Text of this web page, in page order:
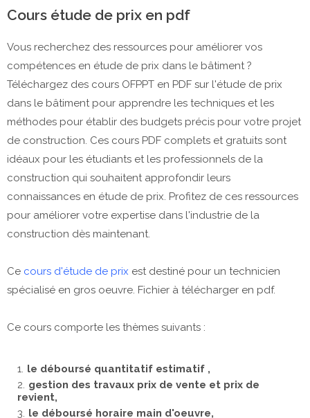
Cours étude de prix en pdf
Vous recherchez des ressources pour améliorer vos
compétences en étude de prix dans le bâtiment ?
Téléchargez des cours OFPPT en PDF sur l'étude de prix
dans le bâtiment pour apprendre les techniques et les
méthodes pour établir des budgets précis pour votre projet
de construction. Ces cours PDF complets et gratuits sont
idéaux pour les étudiants et les professionnels de la
construction qui souhaitent approfondir leurs
connaissances en étude de prix. Profitez de ces ressources
pour améliorer votre expertise dans l'industrie de la
construction dès maintenant.
Ce cours d'étude de prix est destiné pour un technicien
spécialisé en gros oeuvre. Fichier à télécharger en pdf.
Ce cours comporte les thèmes suivants :
le déboursé quantitatif estimatif ,
gestion des travaux prix de vente et prix de
revient,
le déboursé horaire main d'oeuvre,